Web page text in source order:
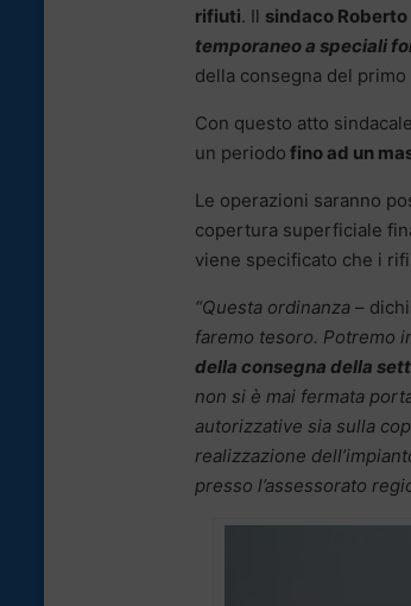
rifiuti. Il sindaco
temporaneo a speciali
della consegna del
Con questo atto
un periodo fino ad un
Le operazioni saranno
copertura superficiale
viene specificato che i
“Questa ordinanza –
faremo tesoro. Potremo
della consegna della
non si è mai fermata
autorizzative sia sulla
realizzazione
presso l’assessorato